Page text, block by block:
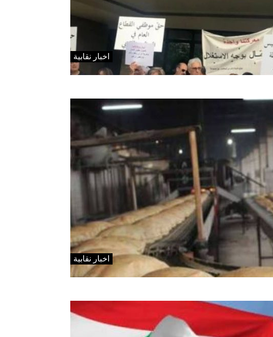
اخبار نقابية
اخبار نقابية